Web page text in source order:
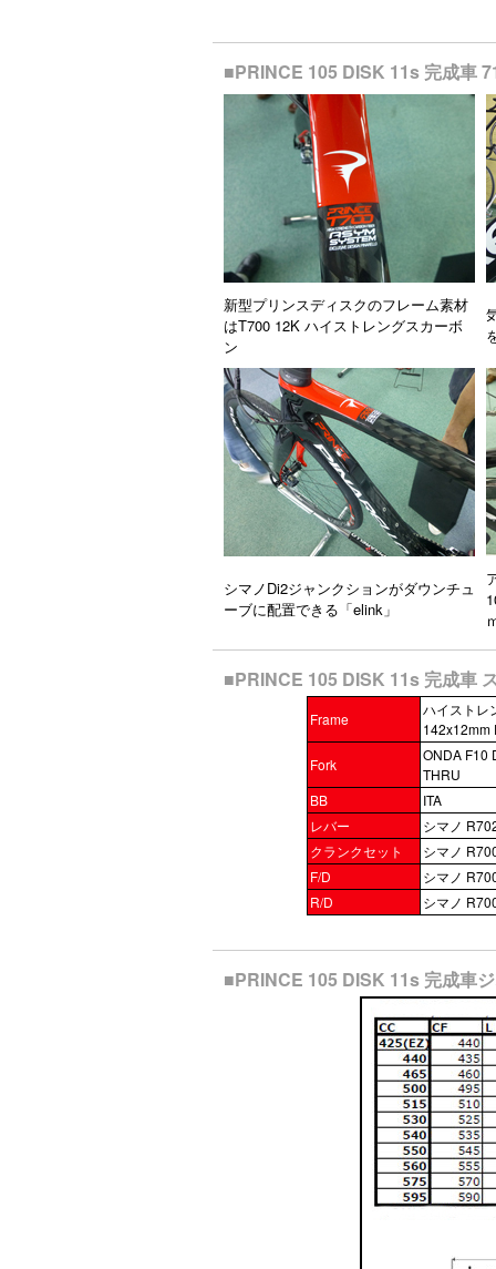
■PRINCE 105 DISK 11s 完成車
新型プリンスディスクのフレーム素材
はT700 12K ハイストレングスカーボ
ン
シマノDi2ジャンクションがダウンチュ
ーブに配置できる「elink」
■PRINCE 105 DISK 11s 完成車
Frame
ハイストレ
142x12mm
Fork
ONDA F10
THRU
BB
ITA
レバー
シマノ
クランクセット
シマノ
F/D
シマノ
R/D
シマノ
■PRINCE 105 DISK 11s 完成車